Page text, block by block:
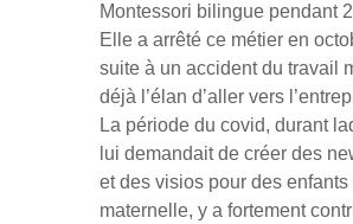
Montessori bilingue pendant
Elle a arrêté ce métier en
suite à un accident du travail
déjà l’élan d’aller vers
La période du covid, durant
lui demandait de créer des
et des visios pour des enfants
maternelle, y a fortement